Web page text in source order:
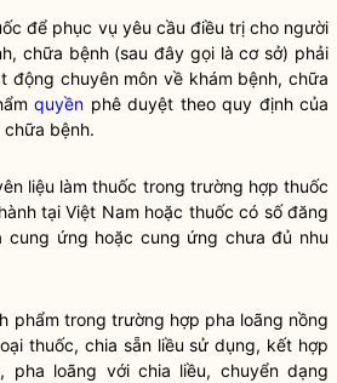
để phục vụ yêu cầu điều trị cho người
chữa bệnh (sau đây gọi là cơ sở) phải
động chuyên môn về khám bệnh, chữa
quyền phê duyệt theo quy định của
bệnh.
liệu làm thuốc trong trường hợp thuốc
tại Việt Nam hoặc thuốc có số đăng
cung ứng hoặc cung ứng chưa đủ nhu
phẩm trong trường hợp pha loãng nồng
thuốc, chia sẵn liều sử dụng, kết hợp
pha loãng với chia liều, chuyển dạng